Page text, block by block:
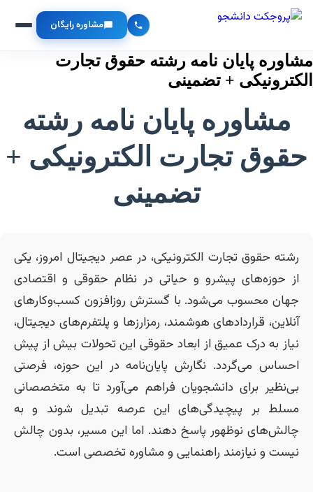
مشاوره رایگان
پایان نامه رشته حقوق تجارت
+ تضمینی
مشاوره پایان نامه رشته
تجارت الکترونیکی +
تضمینی
حقوق تجارت الکترونیکی، در عصر دیجیتال امروز، یکی
حوزه‌های پیشرو و حیاتی در نظام حقوقی و اقتصادی
محسوب می‌شود. با گسترش روزافزون کسب‌وکارهای
قراردادهای هوشمند، رمزارزها و پلتفرم‌های دیجیتال،
به درک عمیق از ابعاد حقوقی این تحولات بیش از پیش
می‌گردد. نگارش پایان‌نامه در این حوزه، فرصتی
برای دانشجویان فراهم می‌آورد تا به متخصصانی
بر پیچیدگی‌های این عرصه تبدیل شوند و به
نوظهور پاسخ دهند. اما این مسیر، بدون چالش
و نیازمند راهنمایی و مشاوره تخصصی است.